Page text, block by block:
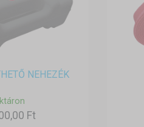
NEHEZÉK
Ft